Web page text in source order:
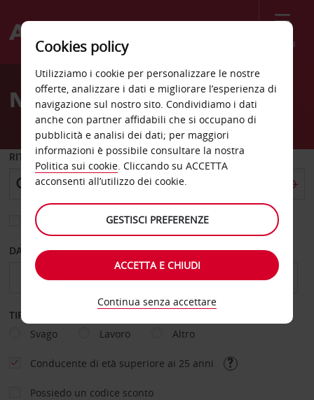
Menù
Welcome
AvisNoleggio auto Nebraska
RITIRO DA
Scegli una località di riconsegna diversa
DAL GIORNO AL GIORNO
TIPOLOGIA DI NOLEGGIO
Svago
Lavoro Altro
Conducente di età superiore ai 25 anni
Possiedo un codice sconto
Cookies policy
Utilizziamo i cookie per personalizzare le nostre
offerte, analizzare i dati e migliorare l’esperienza di
navigazione sul nostro sito. Condividiamo i dati
anche con partner affidabili che si occupano di
pubblicità e analisi dei dati; per maggiori
informazioni è possibile consultare la nostra
Politica sui cookie. Cliccando su ACCETTA
acconsenti all’utilizzo dei cookie.
GESTISCI PREFERENZE
ACCETTA E CHIUDI
Continua senza accettare